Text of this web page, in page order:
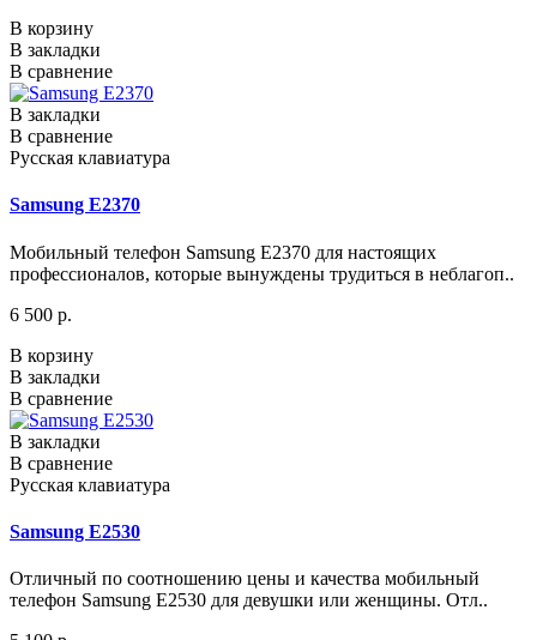
В корзину
В закладки
В сравнение
В закладки
В сравнение
Русская клавиатура
Samsung E2370
Мобильный телефон Samsung E2370 для настоящих
профессионалов, которые вынуждены трудиться в неблагоп..
6 500 р.
В корзину
В закладки
В сравнение
В закладки
В сравнение
Русская клавиатура
Samsung E2530
Отличный по соотношению цены и качества мобильный
телефон Samsung E2530 для девушки или женщины. Отл..